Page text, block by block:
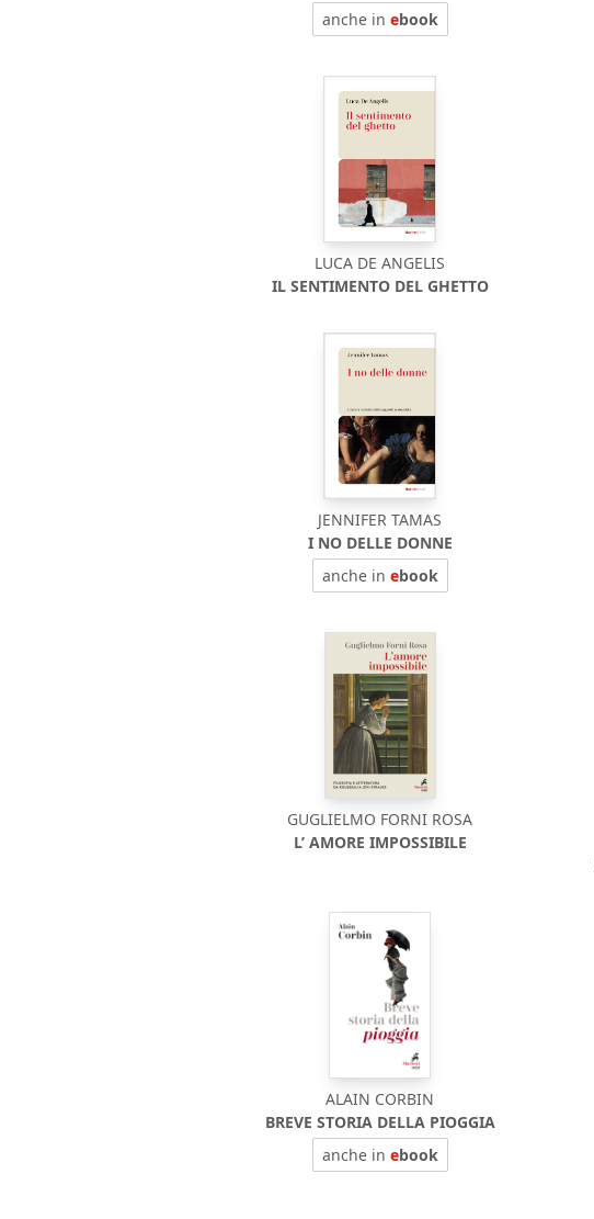
anche in ebook
LUCA DE ANGELIS
IL SENTIMENTO DEL GHETTO
JENNIFER TAMAS
I NO DELLE DONNE
anche in ebook
GUGLIELMO FORNI ROSA
L’ AMORE IMPOSSIBILE
ALAIN CORBIN
BREVE STORIA DELLA PIOGGIA
anche in ebook